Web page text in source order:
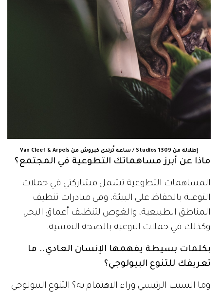
إطلالة من 1309 Studios / ساعة تُرتدى كبروش من Van Cleef & Arpels
ماذا عن أبرز مساهماتك التطوعية في المجتمع؟
المساهمات التطوعية تشمل مشاركتي في حملات
التوعية بالحفاظ على البيئة، وفي مبادرات تنظيف
المناطق الطبيعية، والغوص لتنظيف أعماق البحر،
وكذلك في حملات التوعية بالصحة النفسية.
بكلمات بسيطة يفهمها الإنسان العادي.. ما
تعريفك للتنوع البيولوجي؟
وما السبب الرئيسي وراء الاهتمام به؟ التنوع البيولوجي